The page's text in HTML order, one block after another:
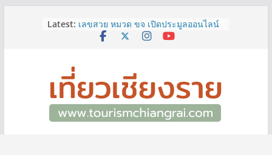
Latest: เลขสวย หมวด ขจ เปิดประมูลออนไลน์
แล้ววันนี้ เลขเด่น เลขมงคล ความหมาย
จ.เชียงราย ที่ไม่ควรพลาด!
12–16 ส.ค.นี้ เตรียมพบกับมหกรรมสุด
ยิ่งใหญ่แห่งปี “อุตสาหกรรมแฟร์ ล้านนา
ตะวันออก 2026”
ผู้ว่าฯ เชียงราย เยี่ยมชม “ป๊ะกาด Vol.2”